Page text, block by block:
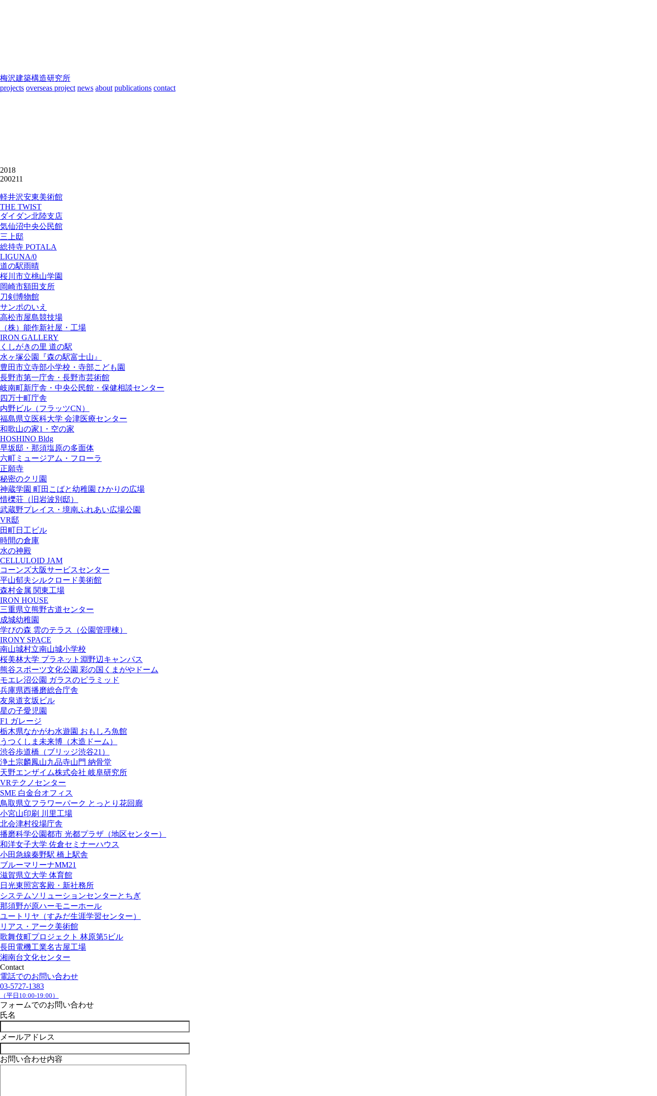
梅沢建築構造研究所
projects overseas project news about publications contact
2018
200211
軽井沢安東美術館
THE TWIST
ダイダン北陸支店
気仙沼中央公民館
三上邸
総持寺 POTALA
LIGUNA/0
道の駅雨晴
桜川市立桃山学園
岡崎市額田支所
刀剣博物館
サンポのいえ
高松市屋島競技場
（株）能作新社屋・工場
IRON GALLERY
くしがきの里 道の駅
水ヶ塚公園『森の駅富士山』
豊田市立寺部小学校・寺部こども園
長野市第一庁舎・長野市芸術館
岐南町新庁舎・中央公⺠館・保健相談センター
四万十町庁舎
内野ビル（フラッツCN）
福島県立医科大学 会津医療センター
和歌山の家1・空の家
HOSHINO Bldg
早坂邸・那須塩原の多面体
六町ミュージアム・フローラ
正願寺
秘密のクリ園
神蔵学園 町田こばと幼稚園 ひかりの広場
惜櫟荘（旧岩波別邸）
武蔵野プレイス・境南ふれあい広場公園
VR邸
田町日工ビル
時間の倉庫
水の神殿
CELLULOID JAM
コーンズ大阪サービスセンター
平山郁夫シルクロード美術館
森村金属 関東工場
IRON HOUSE
三重県立熊野古道センター
成城幼稚園
学びの森 雲のテラス（公園管理棟）
IRONY SPACE
南山城村立南山城小学校
桜美林大学 プラネット淵野辺キャンパス
熊谷スポーツ文化公園 彩の国くまがやドーム
モエレ沼公園 ガラスのピラミッド
兵庫県西播磨総合庁舎
友泉道玄坂ビル
星の子愛児園
F1 ガレージ
栃木県なかがわ水遊園 おもしろ魚館
うつくしま未来博（木造ドーム）
渋谷歩道橋（ブリッジ渋谷21）
浄土宗麟鳳山九品寺山門 納骨堂
天野エンザイム株式会社 岐阜研究所
VRテクノセンター
SME 白金台オフィス
鳥取県立フラワーパーク とっとり花回廊
小宮山印刷 川里工場
北会津村役場庁舎
播磨科学公園都市 光都プラザ（地区センター）
和洋女子大学 佐倉セミナーハウス
小田急線秦野駅 橋上駅舎
ブルーマリーナMM21
滋賀県立大学 体育館
日光東照宮客殿・新社務所
システムソリューションセンターとちぎ
那須野が原ハーモニーホール
ユートリヤ（すみだ生涯学習センター）
リアス・アーク美術館
歌舞伎町プロジェクト 林原第5ビル
長田電機工業名古屋工場
湘南台文化センター
Contact
電話でのお問い合わせ
03-5727-1383
（平日10:00-19:00）
フォームでのお問い合わせ
氏名
メールアドレス
お問い合わせ内容